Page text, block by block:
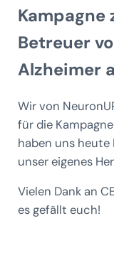
Betreuer
Alzheimer
Wir von
für die
haben uns
unser eigenes
Vielen Dank an
es gefällt euch!